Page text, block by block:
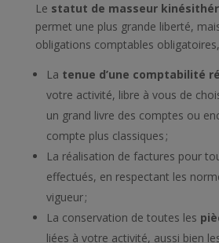
Le statut de masseur
permet une plus grande liberté,
obligations comptables
La tenue d’une comptabilité
votre activité, libre à vous de
un grand livre des comptes ou
compte plus classiques ;
La réalisation de factures pour
effectués, en respectant les
vigueur ;
La conservation de toutes les
liées à votre activité, aussi bien